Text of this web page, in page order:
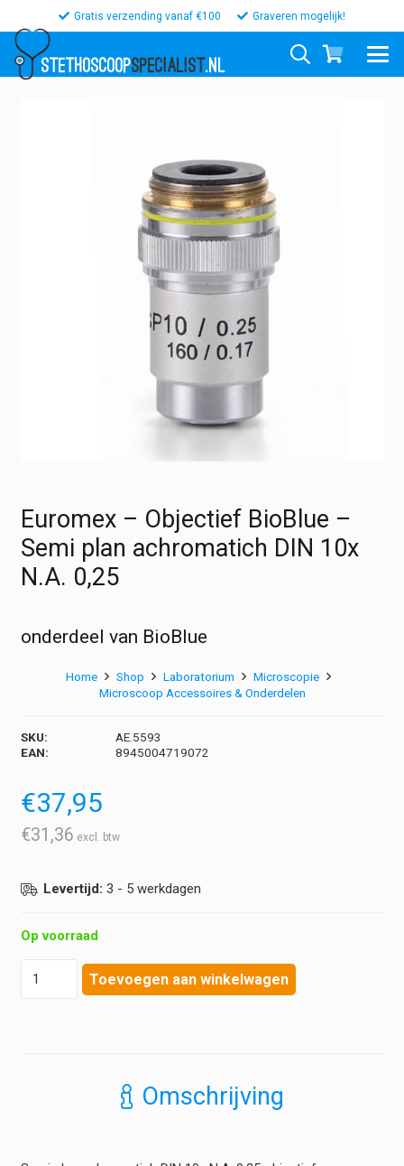
Gratis verzending vanaf €100 Graveren mogelijk!
STETHOSCOOPSPECIALIST.NL
Euromex – Objectief BioBlue –
Semi plan achromatich DIN 10x
N.A. 0,25
onderdeel van BioBlue
Home Shop Laboratorium
Microscopie
Microscoop Accessoires & Onderdelen
SKU:
AE.5593
EAN:
8945004719072
€37,95
€31,36
Levertijd: 3 - 5 werkdagen
Op voorraad
Toevoegen aan winkelwagen
Omschrijving